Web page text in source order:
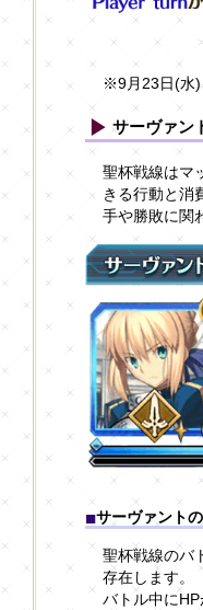
※9月23日(水)
サーヴァン
聖杯戦線はマ
きる行動と消
手や勝敗に関
サーヴァント
聖杯戦線のバ
存在します。
バトル中に